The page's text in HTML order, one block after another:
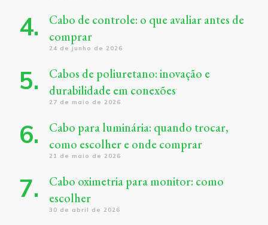
Cabo de controle: o que avaliar antes de
comprar
24 de junho de 2026
Cabos de poliuretano: inovação e
durabilidade em conexões
27 de maio de 2026
Cabo para luminária: quando trocar,
como escolher e onde comprar
21 de maio de 2026
Cabo oximetria para monitor: como
escolher
30 de abril de 2026